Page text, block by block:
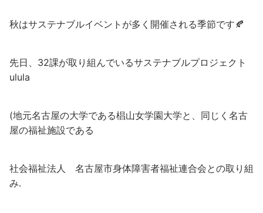
秋はサステナブルイベントが多く開催される季節です🍂
先日、32課が取り組んでいるサステナブルプロジェクト
ulula
(地元名古屋の大学である椙山女学園大学と、同じく名古
屋の福祉施設である
社会福祉法人 名古屋市身体障害者福祉連合会との取り組
み.